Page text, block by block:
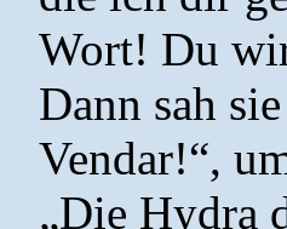
Wort! Du
Dann sah
Vendar!“,
„Die Hydra